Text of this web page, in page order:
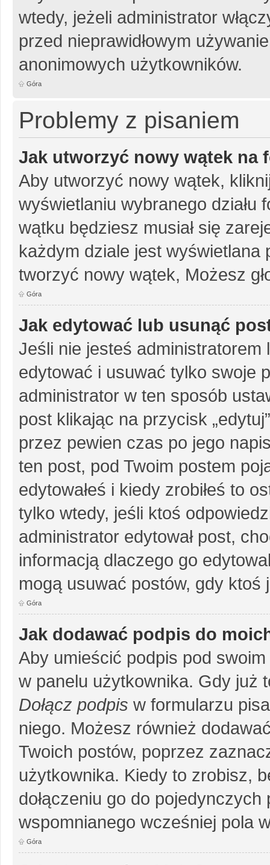
wtedy, jeżeli administrator
przed nieprawidłowym
anonimowych użytkowników.
Góra
Problemy z pisaniem
Jak utworzyć nowy wątek na
Aby utworzyć nowy wątek,
wyświetlaniu wybranego działu
wątku będziesz musiał się
każdym dziale jest wyświetlana
tworzyć nowy wątek, Możesz
Góra
Jak edytować lub usunąć
Jeśli nie jesteś
edytować i usuwać tylko swoje
administrator w ten sposób
post klikając na przycisk
przez pewien czas po jego
ten post, pod Twoim postem
edytowałeś i kiedy zrobiłeś to
tylko wtedy, jeśli ktoś
administrator edytował post,
informacją dlaczego go
mogą usuwać postów, gdy ktoś
Góra
Jak dodawać podpis do
Aby umieścić podpis pod
w panelu użytkownika. Gdy już
Dołącz podpis w formularzu
niego. Możesz również
Twoich postów, poprzez
użytkownika. Kiedy to zrobisz,
dołączeniu go do
wspomnianego wcześniej pola
Góra